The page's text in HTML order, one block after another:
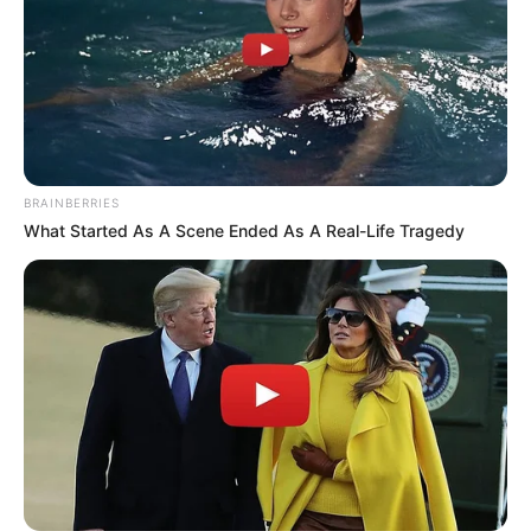
Fail! 10 Potret Makanan Gagal
Dimasak yang Bikin Kamu
Nggak Selera
10 Pose Manekin Anti
Mainstream yang Konyol
Banget
BRAINBERRIES
What Started As A Scene Ended As A Real-Life Tragedy